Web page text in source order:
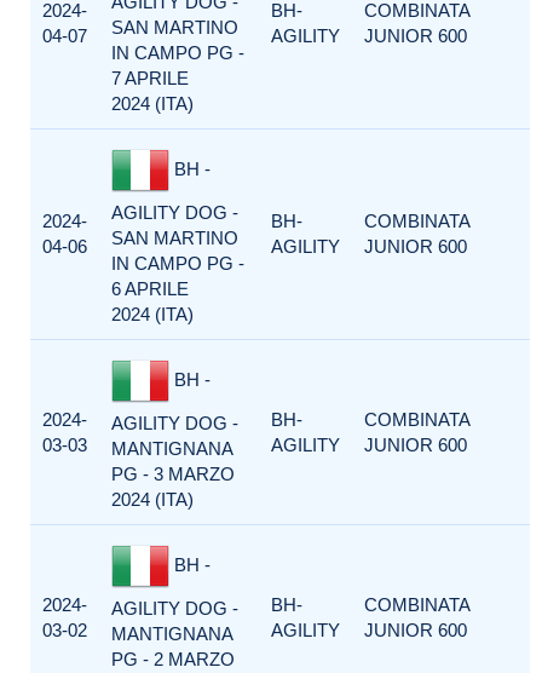
2024-
04-07
SAN MARTINO
IN CAMPO PG -
7 APRILE
2024 (ITA)
BH-
AGILITY
COMBINATA
JUNIOR 600
2024-
04-06
BH -
AGILITY DOG -
SAN MARTINO
IN CAMPO PG -
6 APRILE
2024 (ITA)
BH-
AGILITY
COMBINATA
JUNIOR 600
2024-
03-03
BH -
AGILITY DOG -
MANTIGNANA
PG - 3 MARZO
2024 (ITA)
BH-
AGILITY
COMBINATA
JUNIOR 600
2024-
03-02
BH -
AGILITY DOG -
MANTIGNANA
PG - 2 MARZO
BH-
AGILITY
COMBINATA
JUNIOR 600